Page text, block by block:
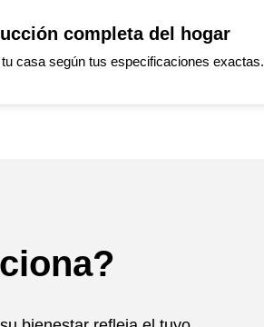
completa del hogar
casa según tus especificaciones exactas.